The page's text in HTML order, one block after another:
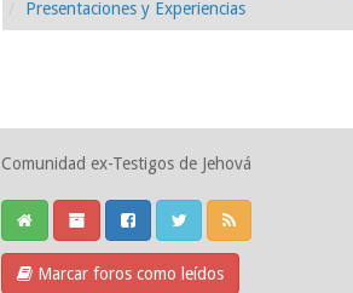
Presentaciones y Experiencias
Comunidad ex-Testigos de Jehová
Marcar foros como leídos